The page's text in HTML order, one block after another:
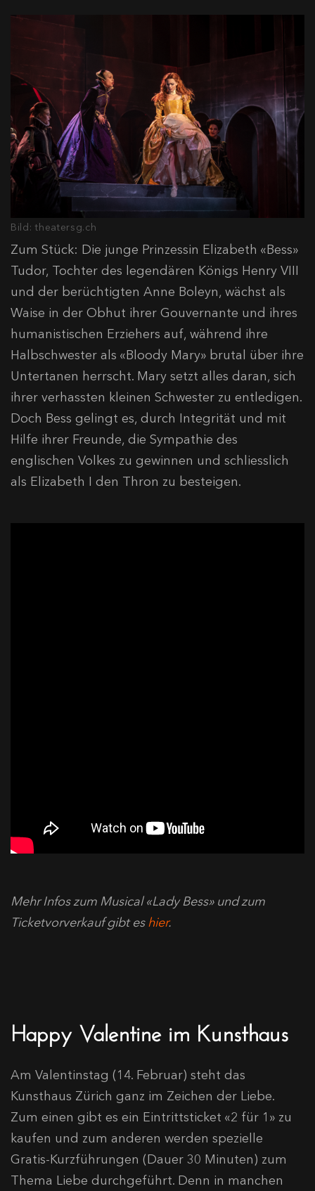
Bild: theatersg.ch
Zum Stück: Die junge Prinzessin Elizabeth «Bess»
Tudor, Tochter des legendären Königs Henry VIII
und der berüchtigten Anne Boleyn, wächst als
Waise in der Obhut ihrer Gouvernante und ihres
humanistischen Erziehers auf, während ihre
Halbschwester als «Bloody Mary» brutal über ihre
Untertanen herrscht. Mary setzt alles daran, sich
ihrer verhassten kleinen Schwester zu entledigen.
Doch Bess gelingt es, durch Integrität und mit
Hilfe ihrer Freunde, die Sympathie des
englischen Volkes zu gewinnen und schliesslich
als Elizabeth I den Thron zu besteigen.
Mehr Infos zum Musical «Lady Bess» und zum
Ticketvorverkauf gibt eshier.
Happy Valentine im Kunsthaus
Am Valentinstag (14. Februar) steht das
Kunsthaus Zürich ganz im Zeichen der Liebe.
Zum einen gibt es ein Eintrittsticket «2 für 1» zu
kaufen und zum anderen werden spezielle
Gratis-Kurzführungen (Dauer 30 Minuten) zum
Thema Liebe durchgeführt. Denn in manchen